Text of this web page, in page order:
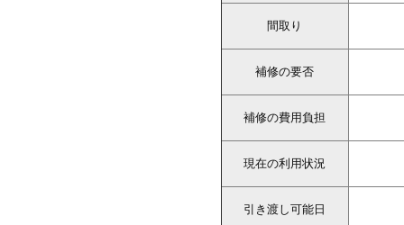
間取り
補修の要否
補修の費用負担
現在の利用状況
引き渡し可能日